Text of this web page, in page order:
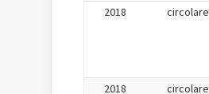
2018
circolare
2018
circolare